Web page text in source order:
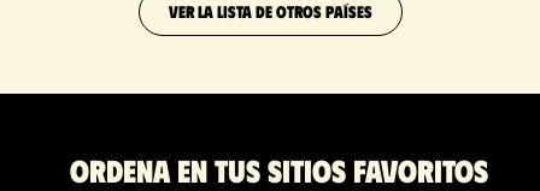
VER LA LISTA DE OTROS PAÍSES
Ordena en tus sitios favoritos